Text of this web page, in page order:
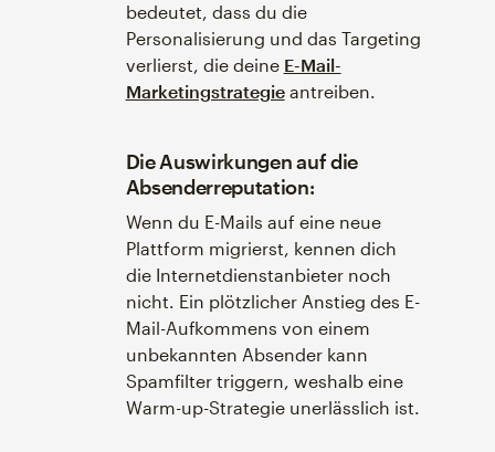
bedeutet, dass du die
Personalisierung und das Targeting
verlierst, die deine E-Mail-
Marketingstrategieantreiben.
Die Auswirkungen auf die
Absenderreputation:
Wenn du E-Mails auf eine neue
Plattform migrierst, kennen dich
die Internetdienstanbieter noch
nicht. Ein plötzlicher Anstieg des E-
Mail-Aufkommens von einem
unbekannten Absender kann
Spamfilter triggern, weshalb eine
Warm-up-Strategie unerlässlich ist.